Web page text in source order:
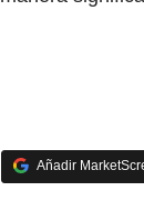
Añadir